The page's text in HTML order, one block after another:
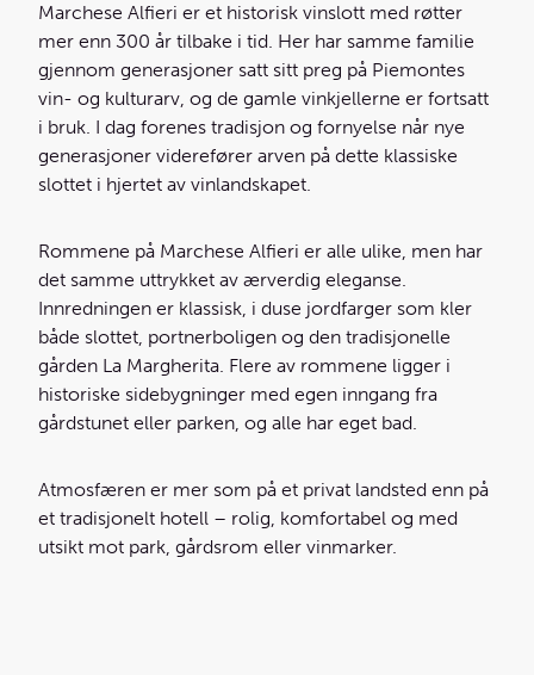
Marchese Alfieri er et historisk vinslott med røtter
mer enn 300 år tilbake i tid. Her har samme familie
gjennom generasjoner satt sitt preg på Piemontes
vin- og kulturarv, og de gamle vinkjellerne er fortsatt
i bruk. I dag forenes tradisjon og fornyelse når nye
generasjoner viderefører arven på dette klassiske
slottet i hjertet av vinlandskapet.
Rommene på Marchese Alfieri er alle ulike, men har
det samme uttrykket av ærverdig eleganse.
Innredningen er klassisk, i duse jordfarger som kler
både slottet, portnerboligen og den tradisjonelle
gården La Margherita. Flere av rommene ligger i
historiske sidebygninger med egen inngang fra
gårdstunet eller parken, og alle har eget bad.
Atmosfæren er mer som på et privat landsted enn på
et tradisjonelt hotell – rolig, komfortabel og med
utsikt mot park, gårdsrom eller vinmarker.